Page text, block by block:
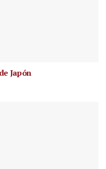
Japón